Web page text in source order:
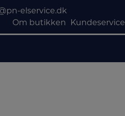
elservice.dk
Om butikken
Kundeservice